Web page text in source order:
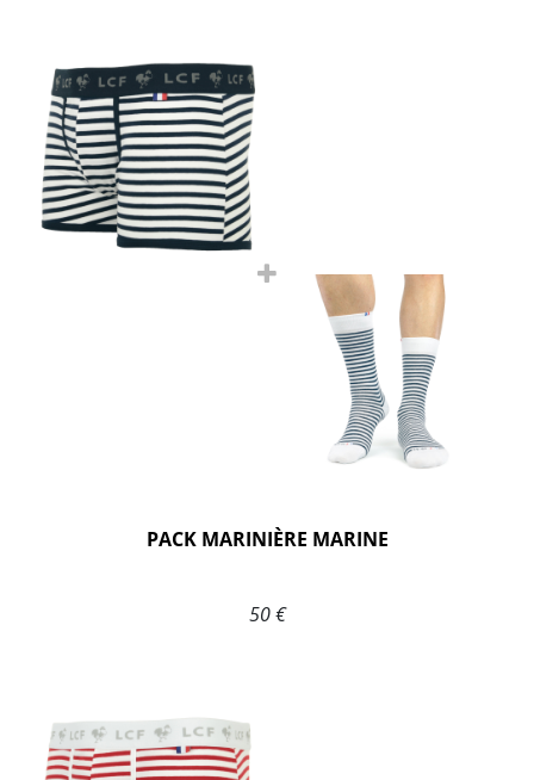
PACK MARINIÈRE MARINE
50 €